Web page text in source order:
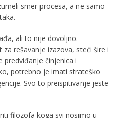
smer procesa, a ne samo
ali to nije dovoljno.
rešavanje izazova, steći šire i
predviđanje činjenica i
potrebno je imati strateško
Svo to preispitivanje jeste
filozofa koga svi nosimo u